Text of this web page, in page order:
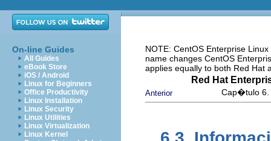
On-line Guides
All Guides
eBook Store
iOS / Android
Linux for Beginners
Office Productivity
Linux Installation
Linux Security
Linux Utilities
Linux Virtualization
Linux Kernel
NOTE: CentOS Enterprise
name changes CentOS
applies equally to both Red Hat
Red Hat
Anterior Cap�tulo 6.